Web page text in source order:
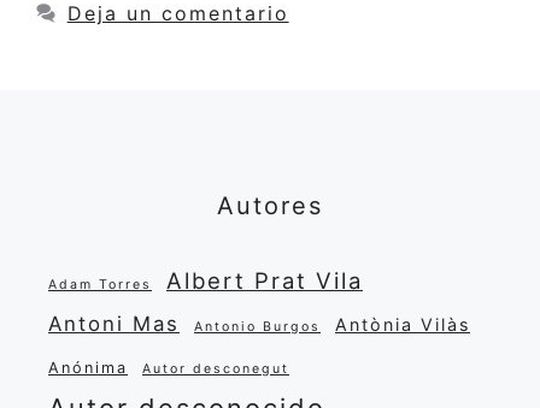
Deja un comentario
Autores
Adam Torres Albert Prat Vila
Antoni Mas Antonio Burgos Antònia Vilàs
Anónima Autor desconegut